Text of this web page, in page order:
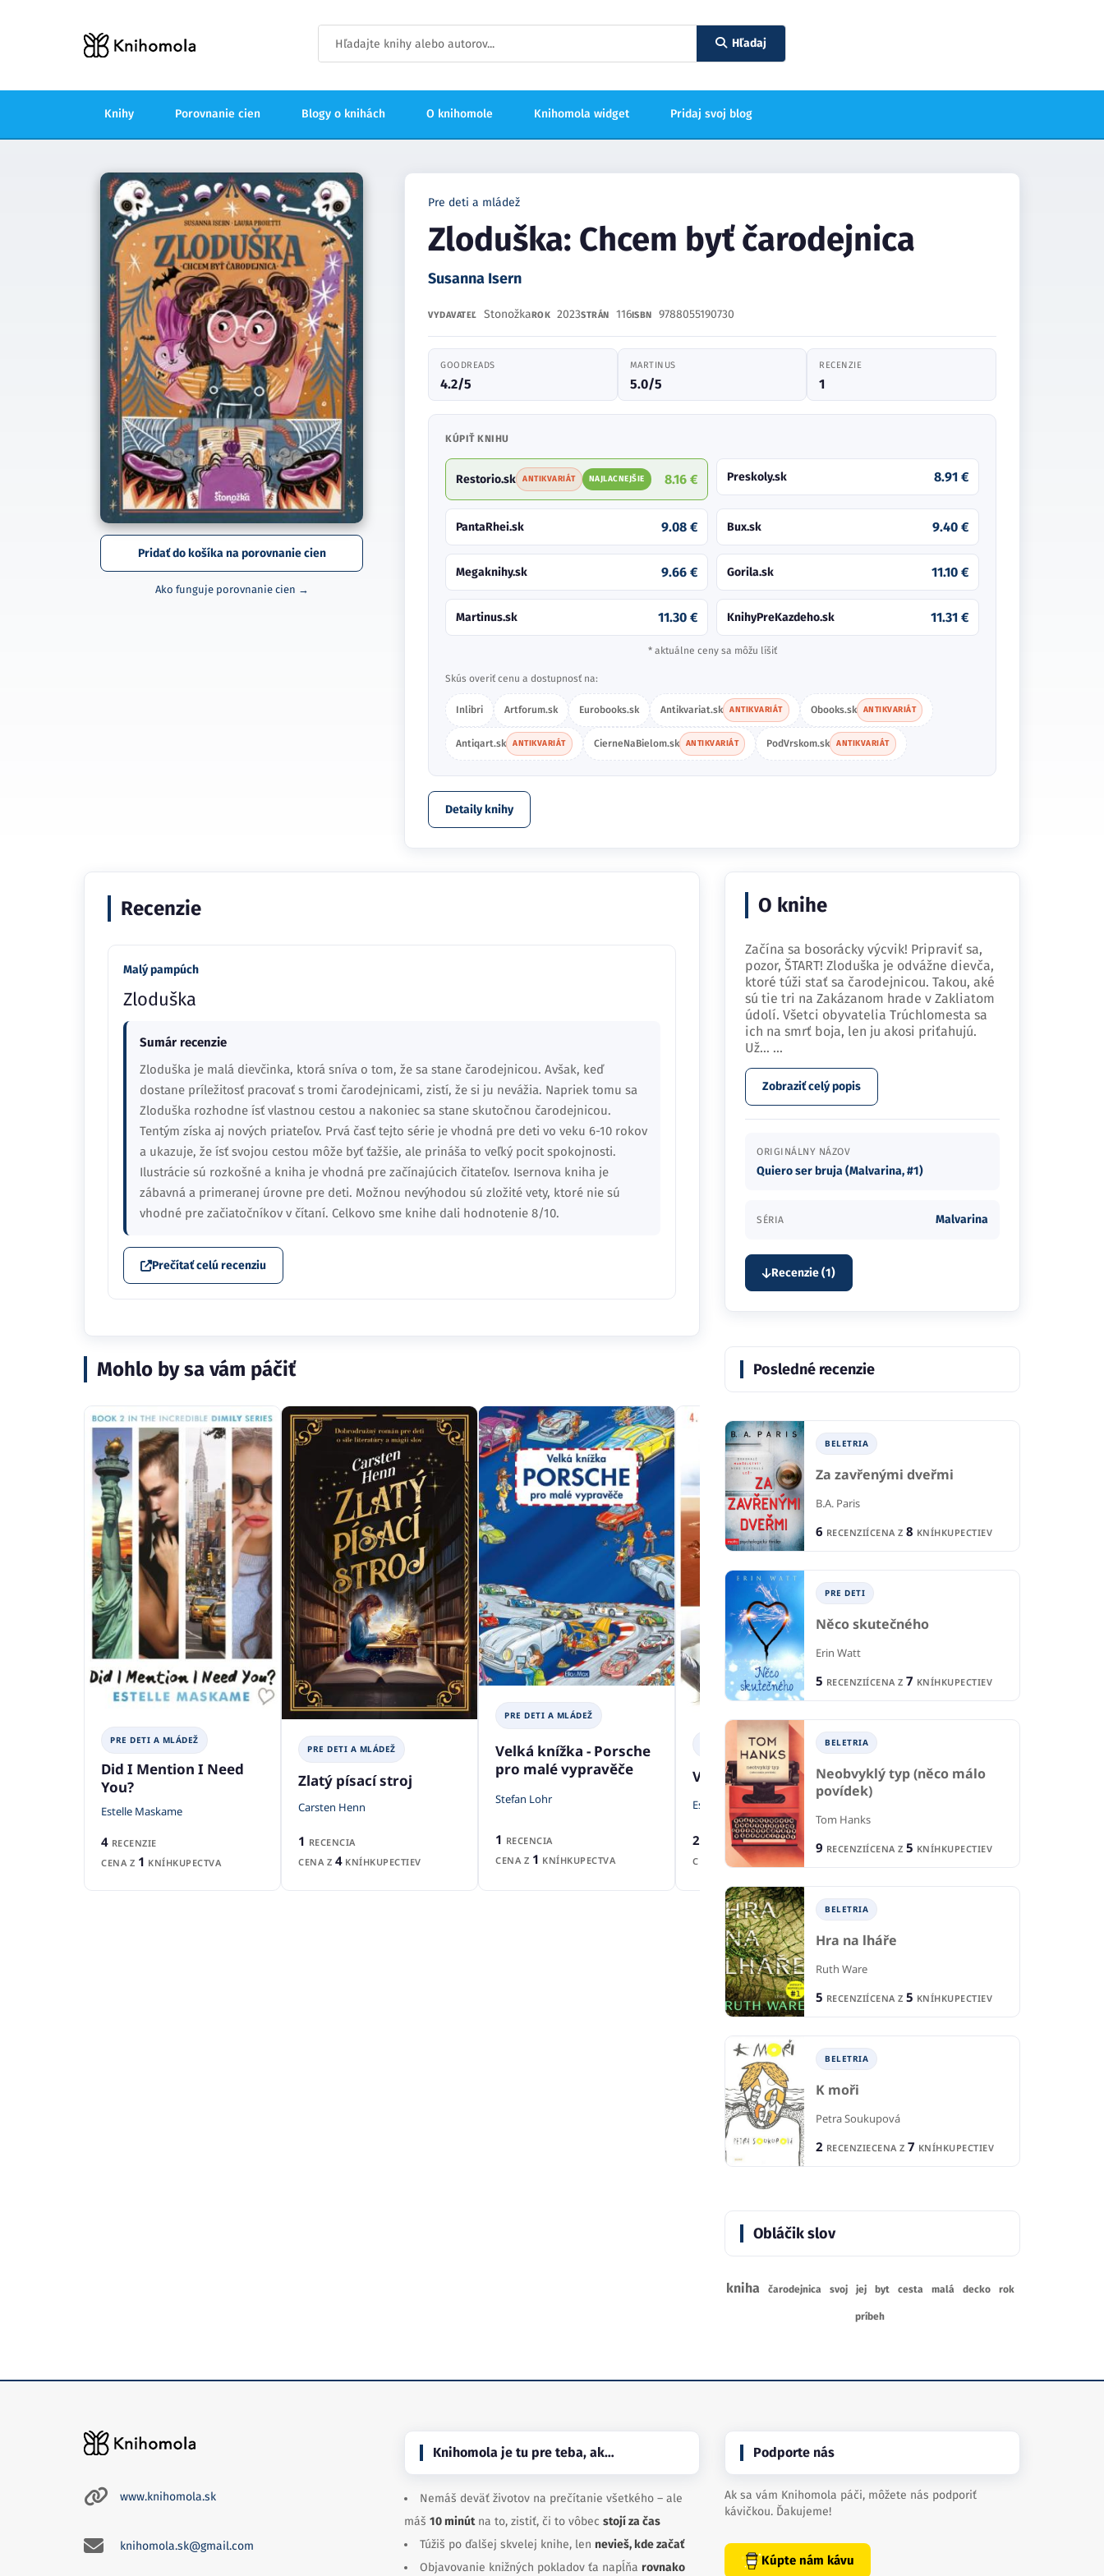
Hľadaj
Knihy Porovnanie cien Blogy o knihách O knihomole Knihomola widget Pridaj svoj blog
Pridať do košíka na porovnanie cien
Ako funguje porovnanie cien →
Pre deti a mládež
Zloduška: Chcem byť čarodejnica
Susanna Isern
VYDAVATEĽ StonožkaROK 2023STRÁN 116ISBN 9788055190730
GOODREADS
4.2/5
MARTINUS
5.0/5
RECENZIE
1
KÚPIŤ KNIHU
Restorio.sk ANTIKVARIÁT NAJLACNEJŠIE 8.16 € Preskoly.sk 8.91 €
PantaRhei.sk 9.08 € Bux.sk 9.40 €
Megaknihy.sk 9.66 € Gorila.sk 11.10 €
Martinus.sk 11.30 € KnihyPreKazdeho.sk 11.31 €
* aktuálne ceny sa môžu líšiť
Skús overiť cenu a dostupnosť na:
Inlibri Artforum.sk Eurobooks.sk Antikvariat.sk ANTIKVARIÁT Obooks.sk ANTIKVARIÁT
Antiqart.sk ANTIKVARIÁT CierneNaBielom.sk ANTIKVARIÁT PodVrskom.sk ANTIKVARIÁT
Detaily knihy
Recenzie
Malý pampúch
Zloduška
Sumár recenzie
Zloduška je malá dievčinka, ktorá sníva o tom, že sa stane čarodejnicou. Avšak, keď
dostane príležitosť pracovať s tromi čarodejnicami, zistí, že si ju nevážia. Napriek tomu sa
Zloduška rozhodne ísť vlastnou cestou a nakoniec sa stane skutočnou čarodejnicou.
Tentým získa aj nových priateľov. Prvá časť tejto série je vhodná pre deti vo veku 6-10 rokov
a ukazuje, že ísť svojou cestou môže byť ťažšie, ale prináša to veľký pocit spokojnosti.
Ilustrácie sú rozkošné a kniha je vhodná pre začínajúcich čitateľov. Isernova kniha je
zábavná a primeranej úrovne pre deti. Možnou nevýhodou sú zložité vety, ktoré nie sú
vhodné pre začiatočníkov v čítaní. Celkovo sme knihe dali hodnotenie 8/10.
Prečítať celú recenziu
Mohlo by sa vám páčiť
PRE DETI A MLÁDEŽ
Did I Mention I Need
You?
Estelle Maskame
4 RECENZIE
CENA Z 1 KNÍHKUPECTVA
PRE DETI A MLÁDEŽ
Zlatý písací stroj
Carsten Henn
1 RECENCIA
CENA Z 4KNÍHKUPECTIEV
PRE DETI A MLÁDEŽ
Velká knížka - Porsche
pro malé vypravěče
Stefan Lohr
1 RECENCIA
CENA Z 1 KNÍHKUPECTVA
PRE DETI A MLÁDEŽ
Viem, že ťa chcem
Estelle Maskame
2 RECENZIE
CENA Z
KNÍHKUPECTVA 1
O knihe
Začína sa bosorácky výcvik! Pripraviť sa,
pozor, ŠTART! Zloduška je odvážne dievča,
ktoré túži stať sa čarodejnicou. Takou, aké
sú tie tri na Zakázanom hrade v Zakliatom
údolí. Všetci obyvatelia Trúchlomesta sa
ich na smrť boja, len ju akosi priťahujú.
Už… ...
Zobraziť celý popis
ORIGINÁLNY NÁZOV
Quiero ser bruja (Malvarina, #1)
SÉRIA Malvarina
Recenzie (1)
Posledné recenzie
BELETRIA
Za zavřenými dveřmi
B.A. Paris
6 RECENZIÍCENA Z 8 KNÍHKUPECTIEV
PRE DETI
Něco skutečného
Erin Watt
5 RECENZIÍCENA Z 7 KNÍHKUPECTIEV
BELETRIA
Neobvyklý typ (něco málo
povídek)
Tom Hanks
9 RECENZIÍCENA Z 5 KNÍHKUPECTIEV
BELETRIA
Hra na lháře
Ruth Ware
5 RECENZIÍCENA Z 5 KNÍHKUPECTIEV
BELETRIA
K moři
Petra Soukupová
2 RECENZIECENA Z 7 KNÍHKUPECTIEV
Obláčik slov
kniha čarodejnica svoj jej byt cesta malá decko rok
príbeh
www.knihomola.sk
knihomola.sk@gmail.com
Knihomola je tu pre teba, ak…
Nemáš deväť životov na prečítanie všetkého – ale
máš 10 minútna to, zistiť, či to vôbec stojí za čas
Túžiš po ďalšej skvelej knihe, len nevieš, kde začať
Objavovanie knižných pokladov ťa napĺňa rovnako
Podporte nás
Ak sa vám Knihomola páči, môžete nás podporiť
kávičkou. Ďakujeme!
Kúpte nám kávu